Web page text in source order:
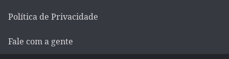
Política de Privacidade
Fale com a gente